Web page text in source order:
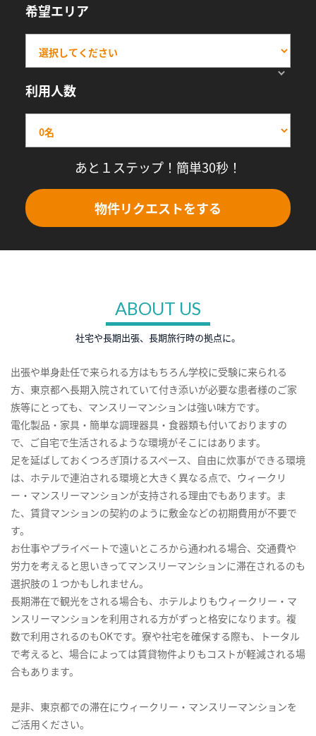
希望エリア
利用人数
あと１ステップ！簡単30秒！
物件リクエストをする
ABOUT US
社宅や長期出張、長期旅行時の拠点に。
出張や単身赴任で来られる方はもちろん学校に受験に来られる
方、東京都へ長期入院されていて付き添いが必要な患者様のご家
族等にとっても、マンスリーマンションは強い味方です。
電化製品・家具・簡単な調理器具・食器類も付いておりますの
で、ご自宅で生活されるような環境がそこにはあります。
足を延ばしておくつろぎ頂けるスペース、自由に炊事ができる環境
は、ホテルで連泊される環境と大きく異なる点で、ウィークリ
ー・マンスリーマンションが支持される理由でもあります。ま
た、賃貸マンションの契約のように敷金などの初期費用が不要で
す。
お仕事やプライベートで遠いところから通われる場合、交通費や
労力を考えると思いきってマンスリーマンションに滞在されるのも
選択肢の１つかもしれません。
長期滞在で観光をされる場合も、ホテルよりもウィークリー・マ
ンスリーマンションを利用される方がずっと格安になります。複
数で利用されるのもOKです。寮や社宅を確保する際も、トータル
で考えると、場合によっては賃貸物件よりもコストが軽減される場
合もあります。
是非、東京都での滞在にウィークリー・マンスリーマンションを
ご活用ください。